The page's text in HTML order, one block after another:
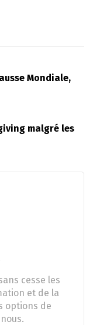
Mondiale,
malgré les
cesse les
et de la
options de